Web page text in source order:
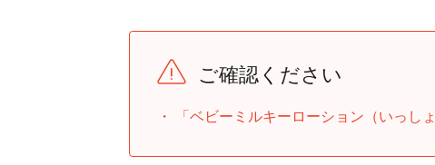
ご確認ください
「ベビーミルキーローション（いっし